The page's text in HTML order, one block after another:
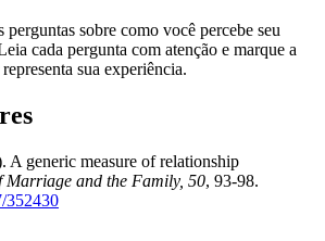
perguntas sobre como você percebe seu
cada pergunta com atenção e marque a
sua experiência.
A generic measure of relationship
Marriage and the Family, 50, 93-98.
352430